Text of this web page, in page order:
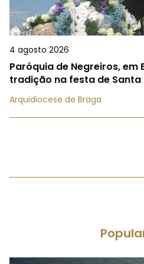
4 agosto 2026
Paróquia de Negreiros, em
tradição na festa de
Arquidiocese de Braga